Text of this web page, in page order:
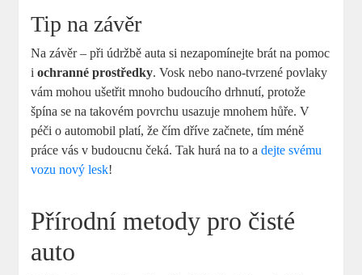
Tip na závěr
Na závěr – při údržbě auta si nezapomínejte brát na pomoc
iochranné prostředky. Vosk nebo nano-tvrzené povlaky
vám mohou ušetřit mnoho budoucího drhnutí, protože
špína se na takovém povrchu usazuje mnohem hůře. V
péči o automobil platí, že čím dříve začnete, tím méně
práce vás v budoucnu čeká. Tak hurá na to adejte svému
vozu nový lesk!
Přírodní metody pro čisté
auto